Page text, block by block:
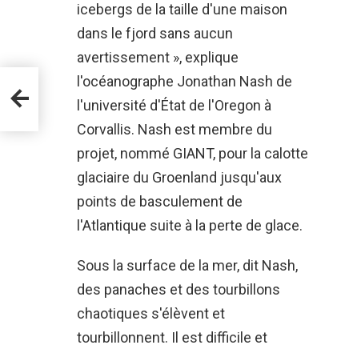
icebergs de la taille d'une maison
dans le fjord sans aucun
avertissement », explique
l'océanographe Jonathan Nash de
l'université d'État de l'Oregon à
Corvallis. Nash est membre du
projet, nommé GIANT, pour la calotte
glaciaire du Groenland jusqu'aux
points de basculement de
l'Atlantique suite à la perte de glace.
Sous la surface de la mer, dit Nash,
des panaches et des tourbillons
chaotiques s'élèvent et
tourbillonnent. Il est difficile et